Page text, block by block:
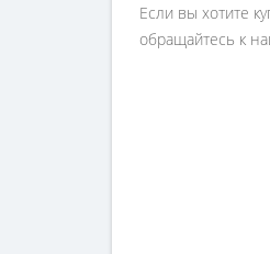
Если вы хотите
обращайтесь к